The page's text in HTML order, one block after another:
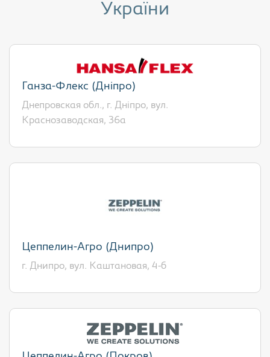
України
Ганза-Флекс (Дніпро)
Днепровская обл., г. Дніпро, вул.
Краснозаводская, 36а
Цеппелин-Агро (Днипро)
г. Днипро, вул. Каштановая, 4-б